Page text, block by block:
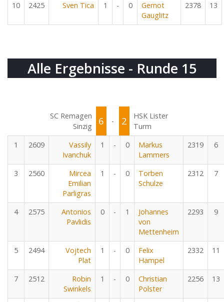
10 2425 Sven Tica 1 - 0
Gernot
Gauglitz
2378 13
Alle Ergebnisse - Runde 15
SC Remagen
Sinzig
6 - 2
HSK Lister
Turm
1
2609
Vassily
Ivanchuk
1 - 0
Markus
Lammers
2319 6
3 2560
Mircea
Emilian
Parligras
1 - 0
Torben
Schulze
2312 7
4 2575
Antonios
Pavlidis
0 - 1
Johannes
von
Mettenheim
2293 9
5 2494
Vojtech
Plat
1 - 0
Felix
Hampel
2332 11
7 2512
Robin
Swinkels
1 - 0
Christian
Polster
2256 13